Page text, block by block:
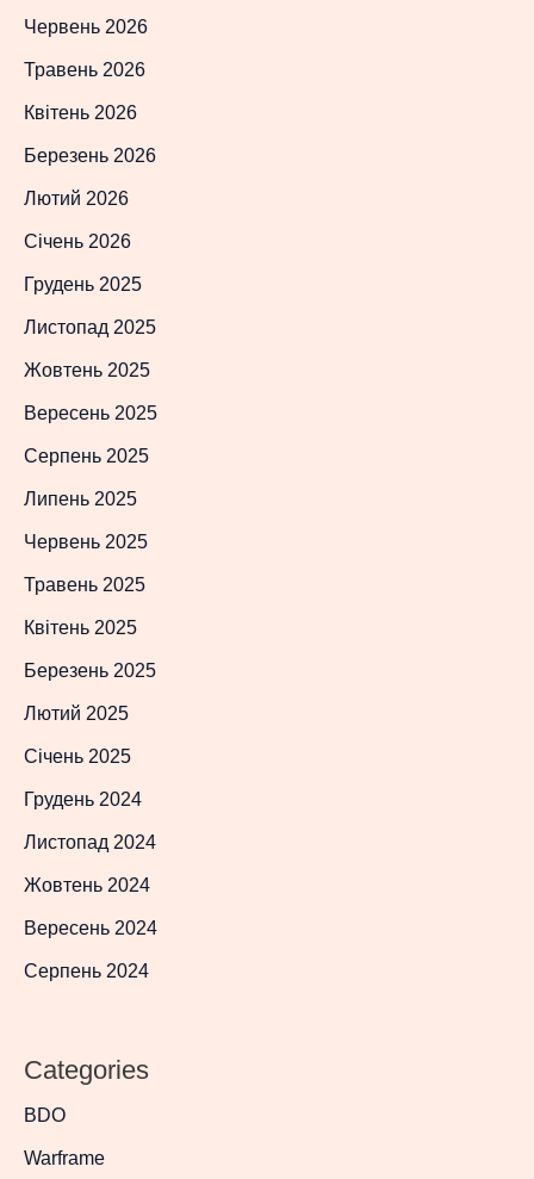
Червень 2026
Травень 2026
Квітень 2026
Березень 2026
Лютий 2026
Січень 2026
Грудень 2025
Листопад 2025
Жовтень 2025
Вересень 2025
Серпень 2025
Липень 2025
Червень 2025
Травень 2025
Квітень 2025
Березень 2025
Лютий 2025
Січень 2025
Грудень 2024
Листопад 2024
Жовтень 2024
Вересень 2024
Серпень 2024
Categories
BDO
Warframe